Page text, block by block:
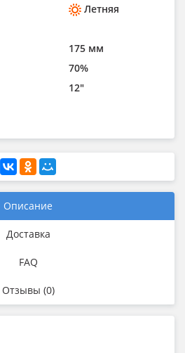
Летняя
175 мм
70%
12"
Описание
Доставка
FAQ
Отзывы (0)